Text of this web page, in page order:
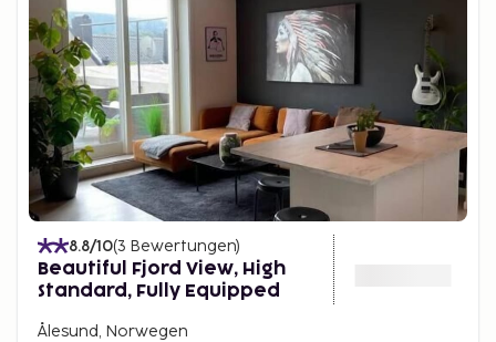
8.8/10(3 Bewertungen)
Beautiful Fjord View, High
Standard, Fully Equipped
Ålesund, Norwegen